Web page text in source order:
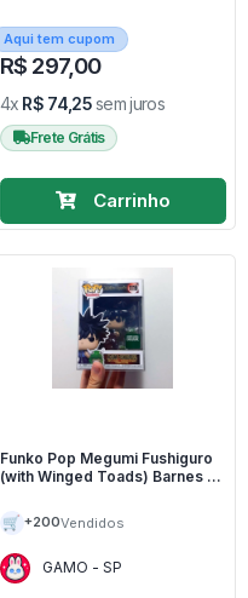
Aqui tem cupom
R$ 297,00
4x R$ 74,25sem juros
Frete Grátis
Carrinho
Funko Pop Megumi Fushiguro
(with Winged Toads) Barnes &
🛒 +200Vendidos
GAMO - SP